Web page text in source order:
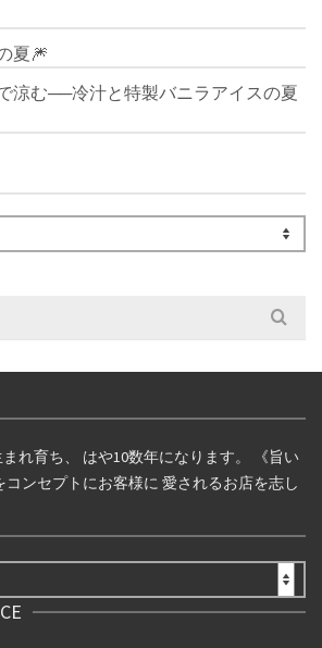
夏🎆
涼む──冷汁と特製バニラアイスの夏
れ育ち、 はや10数年になります。 《旨い
ンセプトにお客様に 愛されるお店を志し